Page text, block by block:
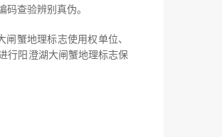
查验辨别真伪。
蟹地理标志使用权单位、
行阳澄湖大闸蟹地理标志保